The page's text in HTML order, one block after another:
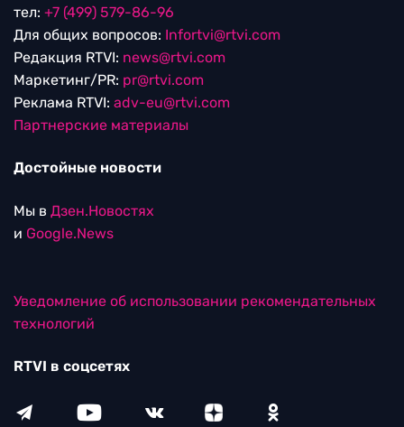
тел: +7 (499) 579-86-96
Для общих вопросов: Infortvi@rtvi.com
Редакция RTVI: news@rtvi.com
Маркетинг/PR: pr@rtvi.com
Реклама RTVI: adv-eu@rtvi.com
Партнерские материалы
Достойные новости
Мы в Дзен.Новостях
и Google.News
Уведомление об использовании рекомендательных
технологий
RTVI в соцсетях